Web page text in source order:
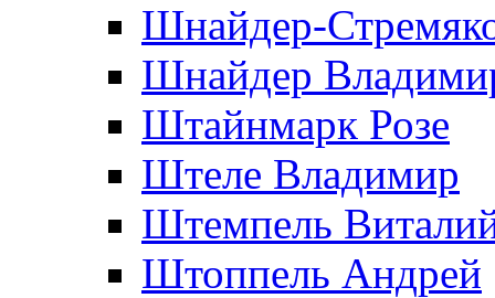
Шнайдер-
Шнайдер
Штайнмарк Розe
Штеле Владимир
Штемпель
Штоппель Андрей